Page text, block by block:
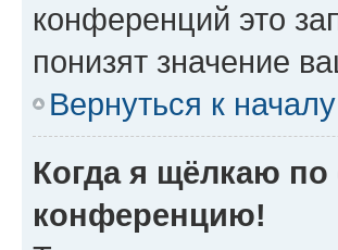
конференций это
понизят значение
Вернуться к началу
Когда я щёлкаю по
конференцию!